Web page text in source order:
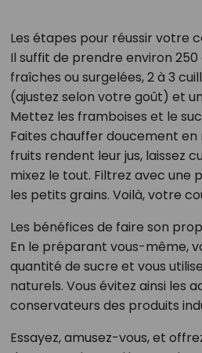
Les étapes pour réussir votre
Il suffit de prendre environ
fraîches ou surgelées, 2 à 3
(ajustez selon votre goût) et
Mettez les framboises et le
Faites chauffer doucement en
fruits rendent leur jus, laissez
mixez le tout. Filtrez avec une
les petits grains. Voilà, votre
Les bénéfices de faire son
En le préparant vous-même,
quantité de sucre et vous
naturels. Vous évitez ainsi les
conservateurs des produits
Essayez, amusez-vous, et